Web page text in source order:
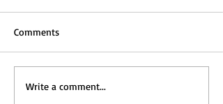
Comments
Write a comment...